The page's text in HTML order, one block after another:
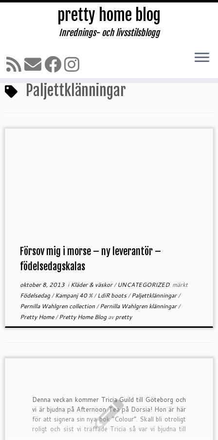
Hoppa
till
pretty home blog
Inrednings- och livsstilsblogg
Hem » Paljettklänningar
Paljettklänningar
Försov mig i morse – ny leverantör –
födelsedagskalas
oktober 8, 2013iKläder & väskor/UNCATEGORIZED märkt
Födelsedag/Kampanj 40 %/LdiR boots/Paljettklänningar/
Pernilla Wahlgren collection/Pernilla Wahlgren klänningar/
Pretty Home/Pretty Home Blogavpretty
Denna veckan kommer Tricia Guild till Göteborg och
vi är bjudna på Afternoon Tea på Dorsia! Hon är här
för att signera sin nya bok ”Colour”. Skall bli otroligt
roligt och sist vi träffade Tricia så var vi bjudna till